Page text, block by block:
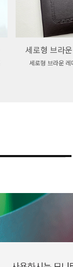
세로형 브라
세로형 브라운